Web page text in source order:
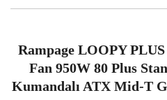
Rampage LOOPY
Fan 950W 80 Plus
Kumandalı ATX Mid-T